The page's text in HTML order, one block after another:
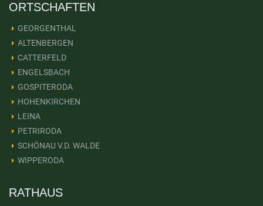
ORTSCHAFTEN
GEORGENTHAL
ALTENBERGEN
CATTERFELD
ENGELSBACH
GOSPITERODA
HOHENKIRCHEN
LEINA
PETRIRODA
SCHÖNAU V.D. WALDE
WIPPERODA
RATHAUS